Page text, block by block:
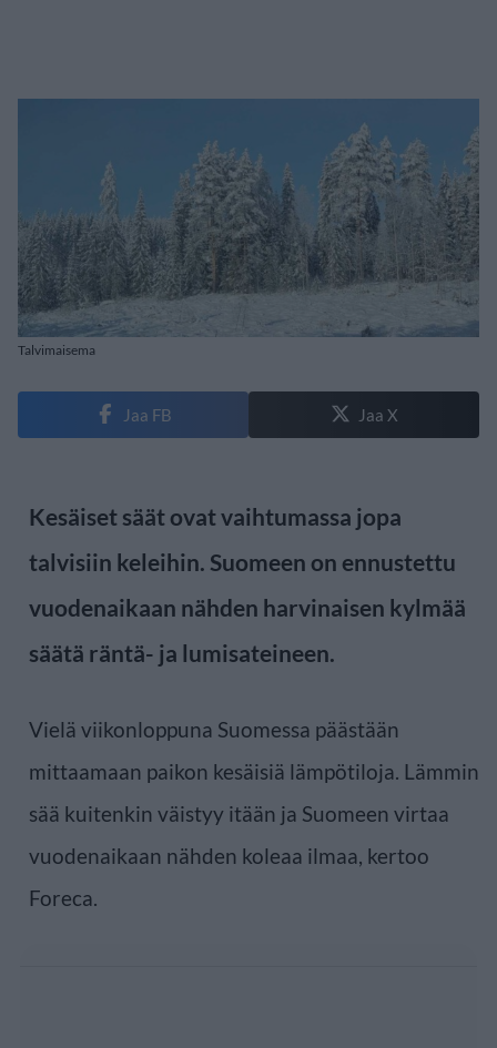
Talvimaisema
Jaa FB Jaa X
Kesäiset säät ovat vaihtumassa jopa
talvisiin keleihin. Suomeen on ennustettu
vuodenaikaan nähden harvinaisen kylmää
säätä räntä- ja lumisateineen.
Vielä viikonloppuna Suomessa päästään
mittaamaan paikon kesäisiä lämpötiloja. Lämmin
sää kuitenkin väistyy itään ja Suomeen virtaa
vuodenaikaan nähden koleaa ilmaa, kertoo
Foreca.